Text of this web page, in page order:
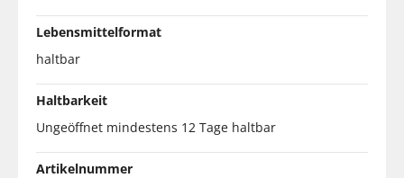
Lebensmittelformat
haltbar
Haltbarkeit
Ungeöffnet mindestens 12 Tage haltbar
Artikelnummer